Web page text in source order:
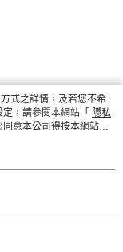
式之詳情，及若您不希
，請參閱本網站「 隱私
意本公司得按本網站使